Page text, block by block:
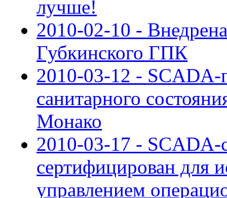
лучше!
2010-02-10 -
Губкинского ГПК
2010-03-12 - SCADA-
санитарного
Монако
2010-03-17 - SCADA-
сертифицирован для
управлением